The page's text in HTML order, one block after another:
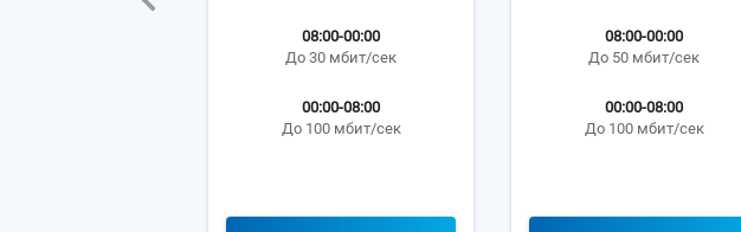
08:00-00:00
До 30 мбит/сек
00:00-08:00
До 100 мбит/сек
08:00-00:00
До 50 мбит/сек
00:00-08:00
До 100 мбит/сек